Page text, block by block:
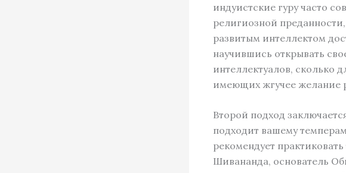
индуистские гуру часто
религиозной
развитым интеллектом
научившись открывать
интеллектуалов, сколько
имеющих жгучее желание
Второй подход
подходит вашему
рекомендует
Шивананда, основатель